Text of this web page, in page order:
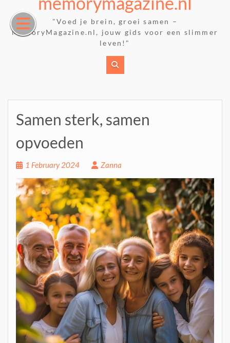
content
"Voed je brein, groei samen –
MemoryMagazine.nl, jouw gids voor een slimmer
leven!"
Samen sterk, samen
opvoeden
1 February 2024 Zanna